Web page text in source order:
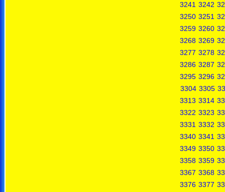
3241 3242
3250 3251
3259 3260
3268 3269
3277 3278
3286 3287
3295 3296
3304 3305
3313 3314
3322 3323
3331 3332
3340 3341
3349 3350
3358 3359
3367 3368
3376 3377